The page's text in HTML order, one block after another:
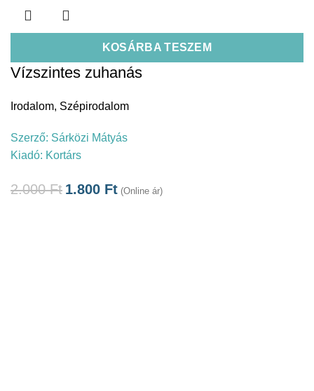
KOSÁRBA TESZEM
Vízszintes zuhanás
Irodalom, Szépirodalom
Szerző: Sárközi Mátyás
Kiadó: Kortárs
2.000Ft 1.800 Ft (Online ár)